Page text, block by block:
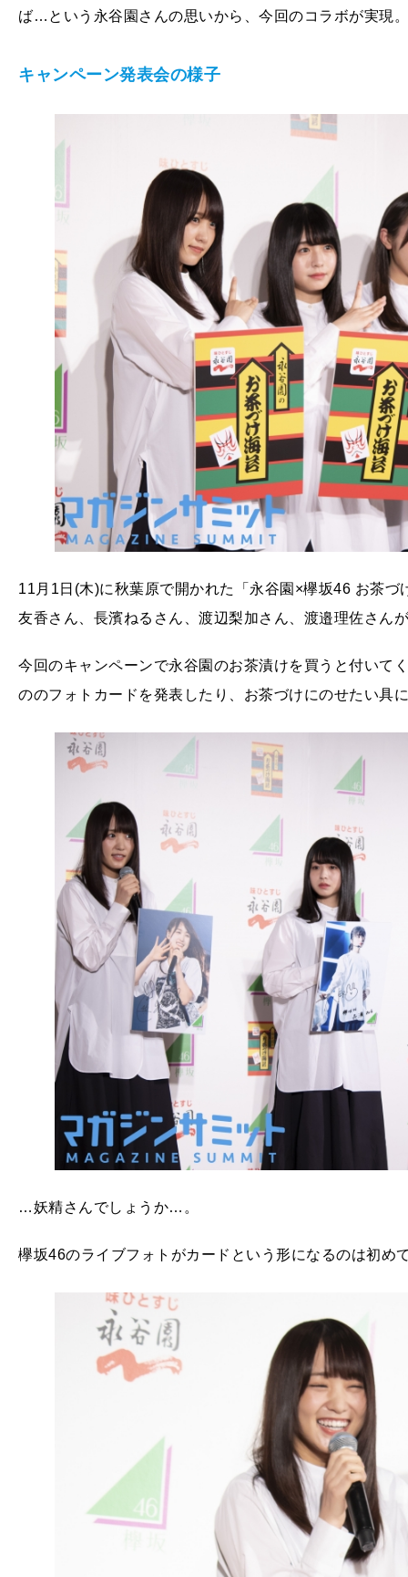
ば…という永谷園さんの思いから、今回のコラボが実現。
キャンペーン発表会の様子
11月1日(木)に秋葉原で開かれた「永谷園×欅坂46 お茶
友香さん、長濱ねるさん、渡辺梨加さん、渡邉理佐さん
今回のキャンペーンで永谷園のお茶漬けを買うと付いて
ののフォトカードを発表したり、お茶づけにのせたい具
…妖精さんでしょうか…。
欅坂46のライブフォトがカードという形になるのは初め